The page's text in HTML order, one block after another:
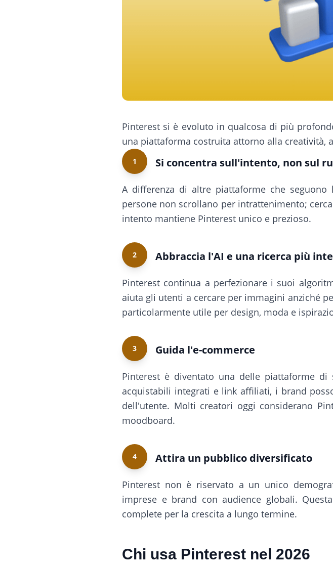
Pinterest si è evoluto in qualcosa di più
una piattaforma costruita attorno alla creatività,
1 Si concentra sull'intento, non sul
A differenza di altre piattaforme che
persone non scrollano per intrattenimento;
intento mantiene Pinterest unico e prezioso.
2 Abbraccia l'AI e una ricerca più
Pinterest continua a perfezionare i suoi
aiuta gli utenti a cercare per immagini anziché
particolarmente utile per design, moda e
3 Guida l'e-commerce
Pinterest è diventato una delle piattaforme
acquistabili integrati e link affiliati, i brand
dell'utente. Molti creatori oggi considerano
moodboard.
4 Attira un pubblico diversificato
Pinterest non è riservato a un unico
imprese e brand con audience globali.
complete per la crescita a lungo termine.
Chi usa Pinterest nel 2026